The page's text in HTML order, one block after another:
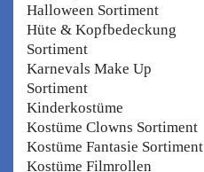
Halloween Sortiment
Hüte & Kopfbedeckung
Sortiment
Karnevals Make Up
Sortiment
Kinderkostüme
Kostüme Clowns Sortiment
Kostüme Fantasie Sortiment
Kostüme Filmrollen